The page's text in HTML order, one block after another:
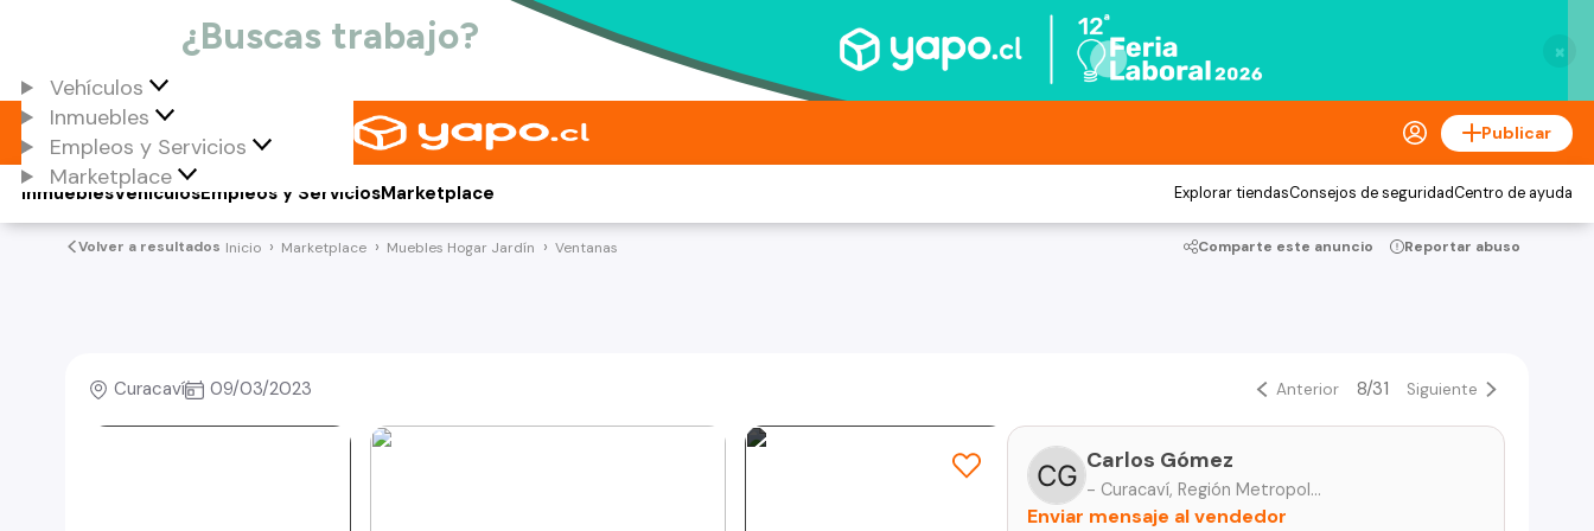
×
Vehículos
Inmuebles
Empleos y Servicios
Marketplace
Publicar
Vehículos
Inmuebles Empleos y ServiciosMarketplace Explorar tiendasConsejos de seguridadCentro de ayuda
Volver a resultados Inicio Marketplace Muebles Hogar Jardín Ventanas Comparte este anuncio Reportar abuso
Curacaví 09/03/2023 Anterior 8/31 Siguiente
Carlos Gómez
- Curacaví, Región Metropolitana
Enviar mensaje al vendedor